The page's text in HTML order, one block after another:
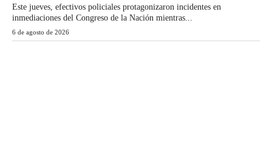
Este jueves, efectivos policiales protagonizaron incidentes en
inmediaciones del Congreso de la Nación mientras...
6 de agosto de 2026